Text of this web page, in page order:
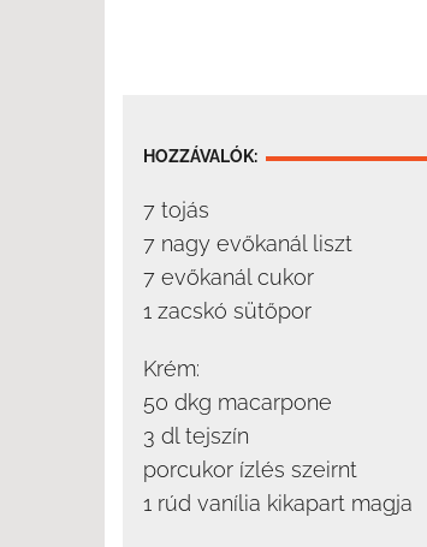
HOZZÁVALÓK:
7 tojás
7 nagy evőkanál liszt
7 evőkanál cukor
1 zacskó sütőpor
Krém:
50 dkg macarpone
3 dl tejszín
porcukor ízlés szeirnt
1 rúd vanília kikapart magja